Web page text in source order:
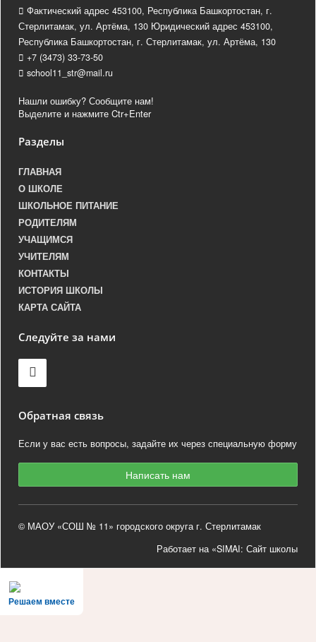
Фактический адрес 453100, Республика Башкортостан, г.
Стерлитамак, ул. Артёма, 130 Юридический адрес 453100,
Республика Башкортостан, г. Стерлитамак, ул. Артёма, 130
+7 (3473) 33-73-50
school11_str@mail.ru
Нашли ошибку? Сообщите нам!
Выделите и нажмите Ctr+Enter
Разделы
ГЛАВНАЯ
О ШКОЛЕ
ШКОЛЬНОЕ ПИТАНИЕ
РОДИТЕЛЯМ
УЧАЩИМСЯ
УЧИТЕЛЯМ
КОНТАКТЫ
ИСТОРИЯ ШКОЛЫ
КАРТА САЙТА
Следуйте за нами
Обратная связь
Если у вас есть вопросы, задайте их через специальную форму
Написать нам
© МАОУ «СОШ № 11» городского округа г. Стерлитамак
Работает на «SIMAI: Сайт школы
Решаем вместе